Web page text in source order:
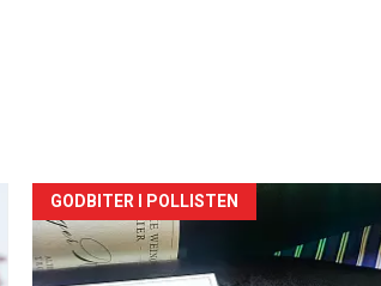
Forsiden
akkurat
GODBITER I POLLISTEN